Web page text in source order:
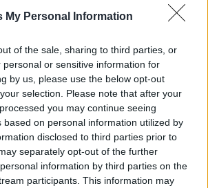
My Personal Information
of the sale, sharing to third parties, or
personal or sensitive information for
by us, please use the below opt-out
selection. Please note that after your
you may continue seeing
based on personal information utilized by
disclosed to third parties prior to
separately opt-out of the further
information by third parties on the
participants. This information may